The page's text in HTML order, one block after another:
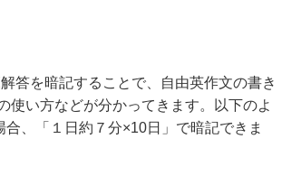
解答を暗記することで、自由英作文の書き
使い方などが分かってきます。以下のよ
、「１日約７分×10日」で暗記できま